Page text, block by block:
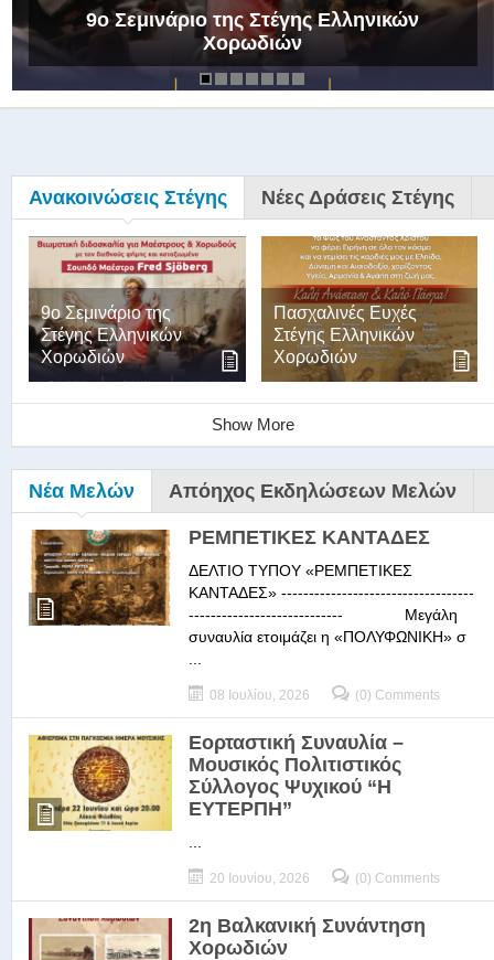
9ο Σεμινάριο της Στέγης Ελληνικών
Χορωδιών
Ανακοινώσεις Στέγης Νέες Δράσεις Στέγης
9ο Σεμινάριο της
Στέγης Ελληνικών
Χορωδιών
Πασχαλινές Ευχές
Στέγης Ελληνικών
Χορωδιών
Show More
Νέα Μελών Απόηχος Εκδηλώσεων Μελών
ΡΕΜΠΕΤΙΚΕΣ ΚΑΝΤΑΔΕΣ
ΔΕΛΤΙΟ ΤΥΠΟΥ «ΡΕΜΠΕΤΙΚΕΣ
ΚΑΝΤΑΔΕΣ» -----------------------------------
---------------------------- Μεγάλη
συναυλία ετοιμάζει η «ΠΟΛΥΦΩΝΙΚΗ» σ
08 Ιουλίου, 2026 (0) Comments
Εορταστική Συναυλία –
Μουσικός Πολιτιστικός
Σύλλογος Ψυχικού “Η
ΕΥΤΕΡΠΗ”
20 Ιουνίου, 2026 (0) Comments
2η Βαλκανική Συνάντηση
Χορωδιών